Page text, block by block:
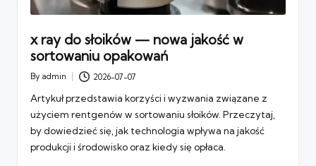
x ray do słoików — nowa jakość w
sortowaniu opakowań
Posted
By admin 2026-07-07
Artykuł przedstawia korzyści i wyzwania związane z
użyciem rentgenów w sortowaniu słoików. Przeczytaj,
by dowiedzieć się, jak technologia wpływa na jakość
produkcji i środowisko oraz kiedy się opłaca.